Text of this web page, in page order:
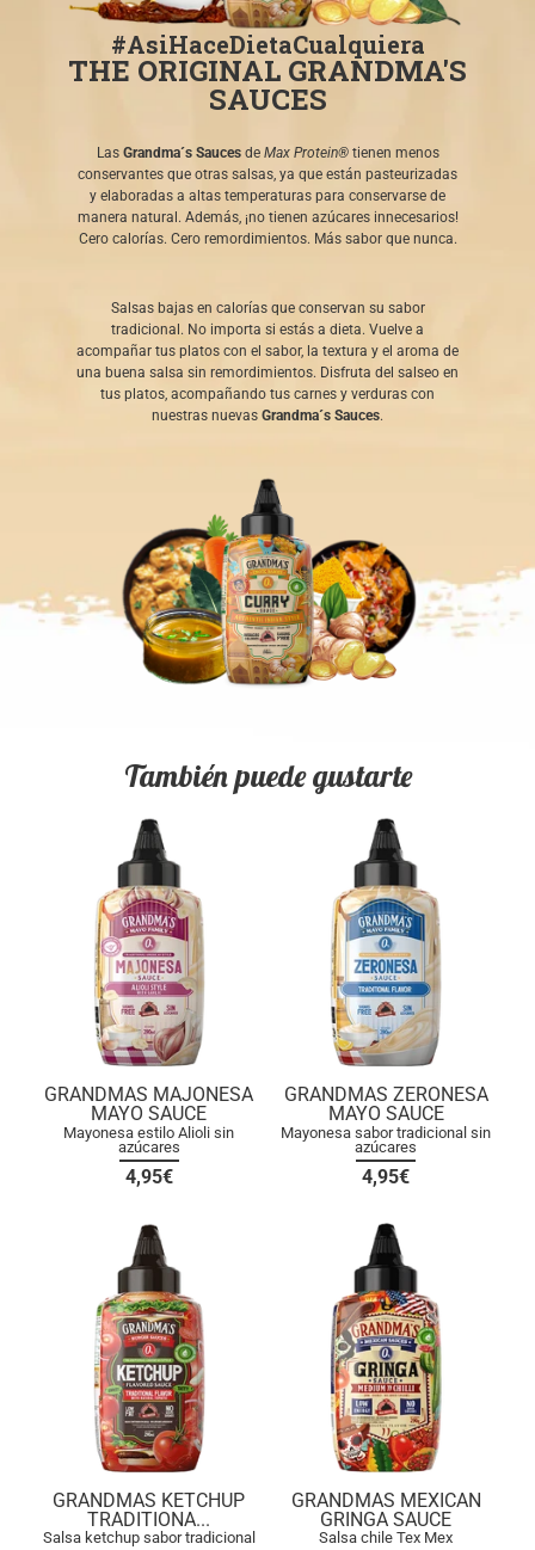
#AsiHaceDietaCualquiera
THE ORIGINAL GRANDMA'S
SAUCES
Las Grandma´s Saucesde Max Protein®tienen menos
conservantes que otras salsas, ya que están pasteurizadas
y elaboradas a altas temperaturas para conservarse de
manera natural. Además, ¡no tienen azúcares innecesarios!
Cero calorías. Cero remordimientos. Más sabor que nunca.
Salsas bajas en calorías que conservan su sabor
tradicional. No importa si estás a dieta. Vuelve a
acompañar tus platos con el sabor, la textura y el aroma de
una buena salsa sin remordimientos. Disfruta del salseo en
tus platos, acompañando tus carnes y verduras con
nuestras nuevas Grandma´s Sauces.
También puede gustarte
GRANDMAS MAJONESA
MAYO SAUCE
Mayonesa estilo Alioli sin
azúcares
4,95€
GRANDMAS ZERONESA
MAYO SAUCE
Mayonesa sabor tradicional sin
azúcares
4,95€
GRANDMAS KETCHUP
TRADITIONA...
Salsa ketchup sabor tradicional
GRANDMAS MEXICAN
GRINGA SAUCE
Salsa chile Tex Mex